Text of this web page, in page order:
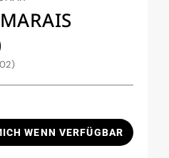
WENN VERFÜGBAR